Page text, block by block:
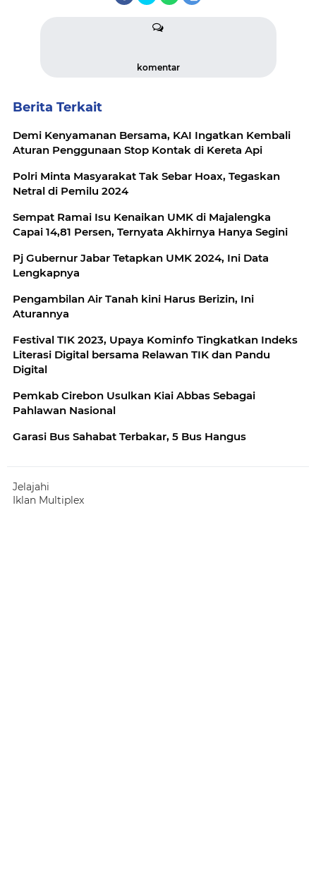
komentar
Berita Terkait
Demi Kenyamanan Bersama, KAI Ingatkan Kembali
Aturan Penggunaan Stop Kontak di Kereta Api
Polri Minta Masyarakat Tak Sebar Hoax, Tegaskan
Netral di Pemilu 2024
Sempat Ramai Isu Kenaikan UMK di Majalengka
Capai 14,81 Persen, Ternyata Akhirnya Hanya Segini
Pj Gubernur Jabar Tetapkan UMK 2024, Ini Data
Lengkapnya
Pengambilan Air Tanah kini Harus Berizin, Ini
Aturannya
Festival TIK 2023, Upaya Kominfo Tingkatkan Indeks
Literasi Digital bersama Relawan TIK dan Pandu
Digital
Pemkab Cirebon Usulkan Kiai Abbas Sebagai
Pahlawan Nasional
Garasi Bus Sahabat Terbakar, 5 Bus Hangus
Jelajahi
Iklan Multiplex